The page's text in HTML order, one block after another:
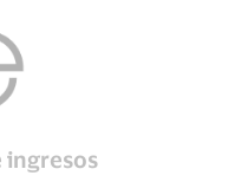
ingresos